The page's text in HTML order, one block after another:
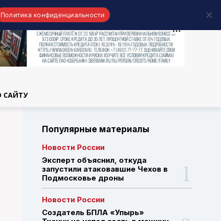
САЙТУ
Популярные материалы
Новости России
Эксперт объяснил, откуда
запустили атаковавшие Чехов в
Подмосковье дроны
Новости России
Создатель БПЛА «Упырь»
Политика конфиденциальности